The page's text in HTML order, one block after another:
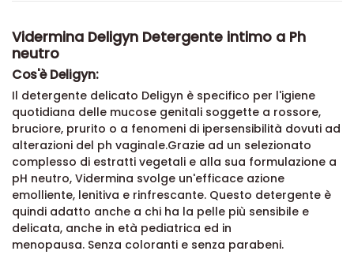
Vidermina Deligyn Detergente intimo a Ph
neutro
Cos'è Deligyn:
Il detergente delicato Deligyn è specifico per l'igiene
quotidiana delle mucose genitali soggette a rossore,
bruciore, prurito o a fenomeni di ipersensibilità dovuti ad
alterazioni del ph vaginale.Grazie ad un selezionato
complesso di estratti vegetali e alla sua formulazione a
pH neutro, Vidermina svolge un'efficace azione
emolliente, lenitiva e rinfrescante. Questo detergente è
quindi adatto anche a chi ha la pelle più sensibile e
delicata, anche in età pediatrica ed in
menopausa. Senza coloranti e senza parabeni.